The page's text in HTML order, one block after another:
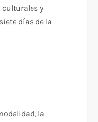
culturales y
días de la
la